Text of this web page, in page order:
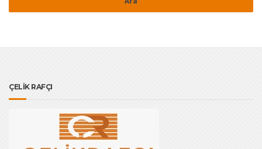
ÇELİK RAFÇI